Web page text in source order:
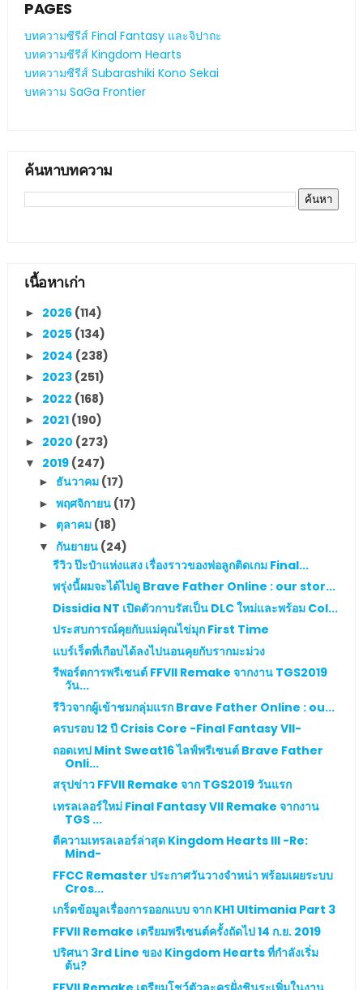
PAGES
บทความซีรีส์ Final Fantasy และจิปาถะ
บทความซีรีส์ Kingdom Hearts
บทความซีรีส์ Subarashiki Kono Sekai
บทความ SaGa Frontier
ค้นหาบทความ
เนื้อหาเก่า
► 2026 (114)
► 2025 (134)
► 2024 (238)
► 2023 (251)
► 2022 (168)
► 2021 (190)
► 2020 (273)
▼ 2019 (247)
► ธันวาคม (17)
► พฤศจิกายน (17)
► ตุลาคม (18)
▼ กันยายน (24)
รีวิว ป๊ะป๋าแห่งแสง เรื่องราวของพ่อลูกติดเกม Final...
พรุ่งนี้ผมจะได้ไปดู Brave Father Online : our stor...
Dissidia NT เปิดตัวกาบรัสเป็น DLC ใหม่และพร้อม Col...
ประสบการณ์คุยกับแม่คุณไข่มุก First Time
แบร์เร็ตที่เกือบได้ลงไปนอนคุยกับรากมะม่วง
รีพอร์ตการพรีเซนต์ FFVII Remake จากงาน TGS2019
วัน...
รีวิวจากผู้เข้าชมกลุ่มแรก Brave Father Online : ou...
ครบรอบ 12 ปี Crisis Core -Final Fantasy VII-
ถอดเทป Mint Sweat16 ไลฟ์พรีเซนต์ Brave Father
Onli...
สรุปข่าว FFVII Remake จาก TGS2019 วันแรก
เทรลเลอร์ใหม่ Final Fantasy VII Remake จากงาน
TGS ...
ตีความเทรลเลอร์ล่าสุด Kingdom Hearts III -Re:
Mind-
FFCC Remaster ประกาศวันวางจำหน่า พร้อมเผยระบบ
Cros...
เกร็ดข้อมูลเรื่องการออกแบบ จาก KH1 Ultimania Part 3
FFVII Remake เตรียมพรีเซนต์ครั้งถัดไป 14 ก.ย. 2019
ปริศนา 3rd Line ของ Kingdom Hearts ที่กำลังเริ่ม
ต้น?